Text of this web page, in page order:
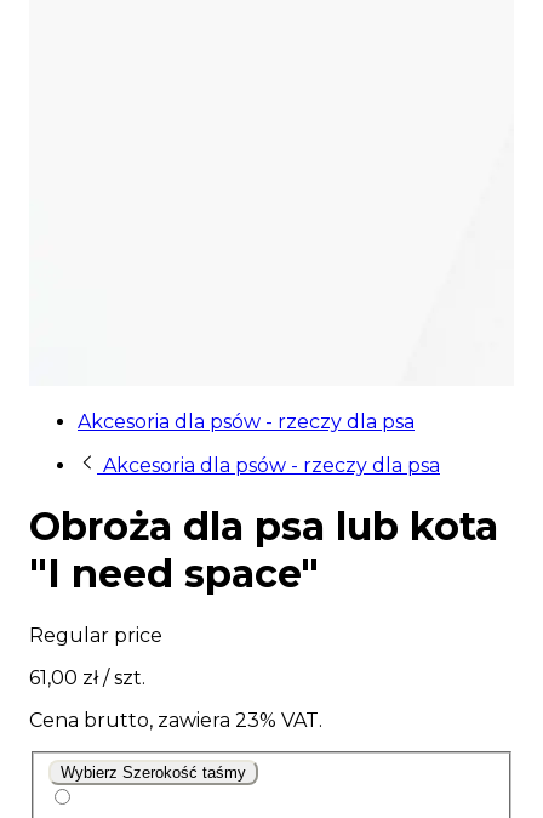
Akcesoria dla psów - rzeczy dla psa
Akcesoria dla psów - rzeczy dla psa
Obroża dla psa lub kota
"I need space"
Regular price
61,00 zł/ szt.
Cena brutto, zawiera 23% VAT.
Wybierz Szerokość taśmy